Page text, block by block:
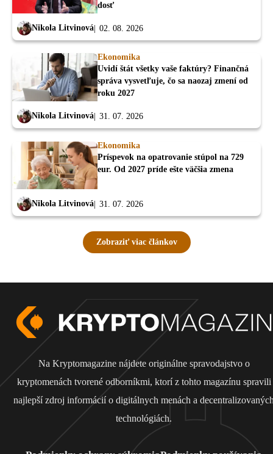
dosť
Nikola Litvinová 02. 08. 2026
Ekonomika
Uvidí štát všetky vaše faktúry? Finančná
správa vysvetľuje, čo sa naozaj zmení od
roku 2027
Nikola Litvinová 31. 07. 2026
Ekonomika
Príspevok na opatrovanie stúpol na 729
eur. Od 2027 príde ešte väčšia zmena
Nikola Litvinová 31. 07. 2026
Zobraziť viac článkov
Na Kryptomagazine nájdete originálne spravodajstvo o
kryptomenách tvorené odborníkmi, ktorí z tohto magazínu spravili
najlepší zdroj informácií o digitálnych menách a
technológiách.